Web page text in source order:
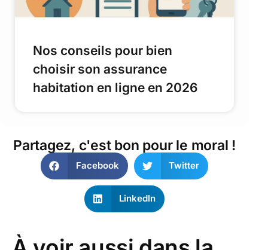
Nos conseils pour bien
choisir son assurance
habitation en ligne en 2026
Partagez, c'est bon pour le moral !
Facebook Twitter
LinkedIn